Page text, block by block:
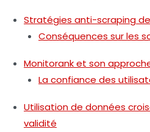
Stratégies anti-scraping
Conséquences sur les
Monitorank et son
La confiance des
Utilisation de données
validité